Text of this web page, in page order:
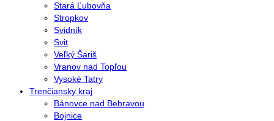
Stará Ľubovňa
Stropkov
Svidník
Svit
Veľký Šariš
Vranov nad Topľou
Vysoké Tatry
Trenčiansky kraj
Bánovce nad Bebravou
Bojnice